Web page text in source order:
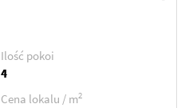
Ilość pokoi
4
Cena lokalu / m2